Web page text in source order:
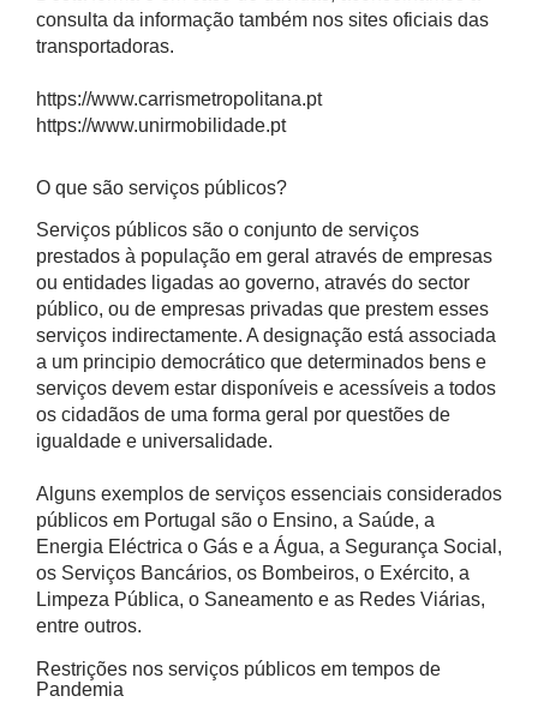
consulta da informação também nos sites oficiais das
transportadoras.
https://www.carrismetropolitana.pt
https://www.unirmobilidade.pt
O que são serviços públicos?
Serviços públicos são o conjunto de serviços
prestados à população em geral através de empresas
ou entidades ligadas ao governo, através do sector
público, ou de empresas privadas que prestem esses
serviços indirectamente. A designação está associada
a um principio democrático que determinados bens e
serviços devem estar disponíveis e acessíveis a todos
os cidadãos de uma forma geral por questões de
igualdade e universalidade.
Alguns exemplos de serviços essenciais considerados
públicos em Portugal são o Ensino, a Saúde, a
Energia Eléctrica o Gás e a Água, a Segurança Social,
os Serviços Bancários, os Bombeiros, o Exército, a
Limpeza Pública, o Saneamento e as Redes Viárias,
entre outros.
Restrições nos serviços públicos em tempos de
Pandemia